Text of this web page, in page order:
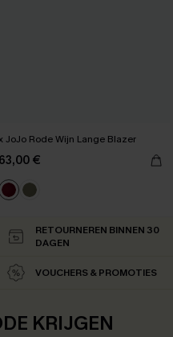
JoJo Rode Wijn Lange Blazer
63,00 €
RETOURNEREN BINNEN 30
DAGEN
VOUCHERS & PROMOTIES
KRIJGEN